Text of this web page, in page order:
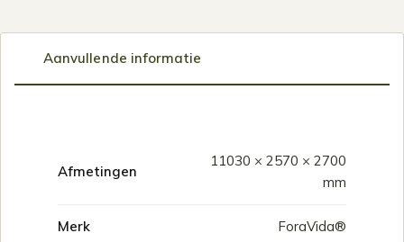
Aanvullende informatie
Afmetingen
11030 × 2570 × 2700
mm
Merk ForaVida®